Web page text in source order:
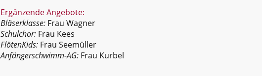
Ergänzende Angebote:
Bläserklasse: Frau Wagner
Schulchor: Frau Kees
FlötenKids: Frau Seemüller
Anfängerschwimm-AG: Frau Kurbel